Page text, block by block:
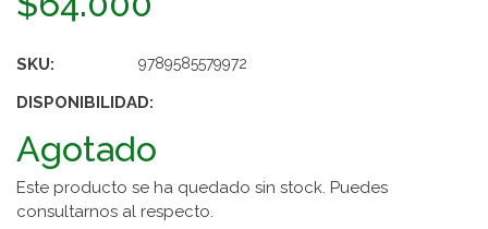
SKU: 9789585579972
DISPONIBILIDAD:
Agotado
Este producto se ha quedado sin stock. Puedes
consultarnos al respecto.